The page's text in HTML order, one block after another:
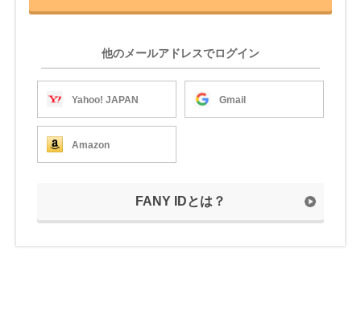
他のメールアドレスでログイン
Yahoo! JAPAN Gmail
Amazon
FANY IDとは？